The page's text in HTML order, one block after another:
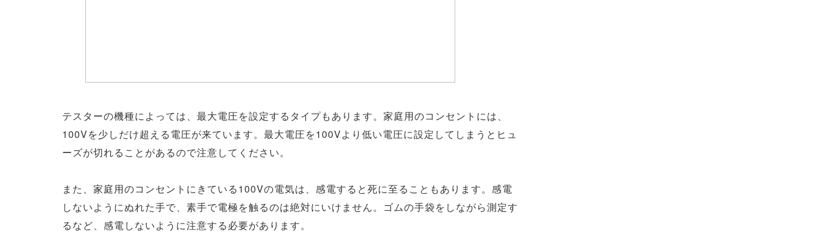
テスターの機種によっては、最大電圧を設定するタイプもあります。家庭用のコンセントには、
100Vを少しだけ超える電圧が来ています。最大電圧を100Vより低い電圧に設定してしまうとヒュ
ーズが切れることがあるので注意してください。
また、家庭用のコンセントにきている100Vの電気は、感電すると死に至ることもあります。感電
しないようにぬれた手で、素手で電極を触るのは絶対にいけません。ゴムの手袋をしながら測定す
るなど、感電しないように注意する必要があります。